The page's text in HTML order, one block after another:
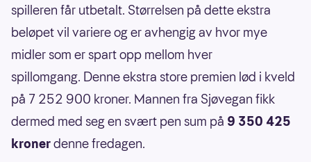
spilleren får utbetalt. Størrelsen på dette ekstra
beløpet vil variere og er avhengig av hvor mye
midler som er spart opp mellom hver
spillomgang. Denne ekstra store premien lød i kveld
på 7 252 900 kroner. Mannen fra Sjøvegan fikk
dermed med seg en svært pen sum på 9 350 425
kronerdenne fredagen.